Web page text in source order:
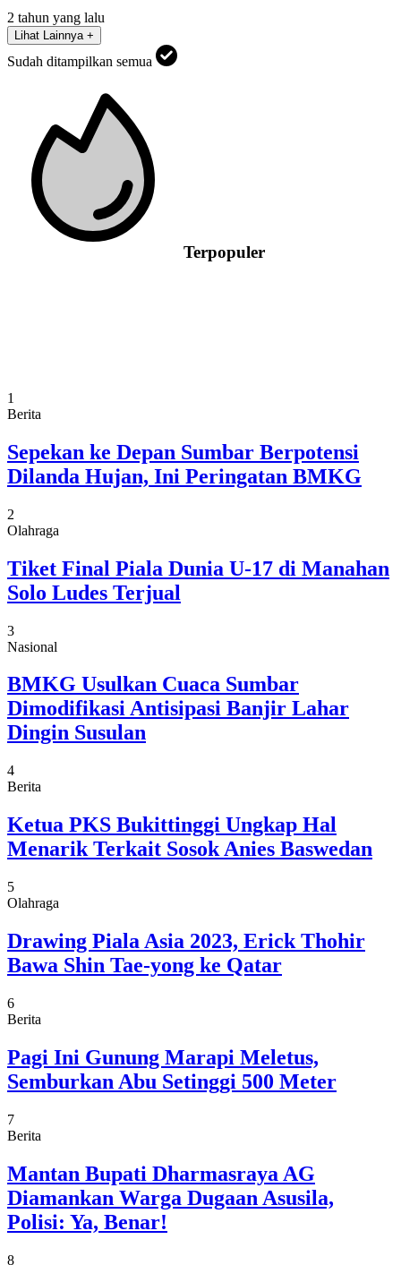
2 tahun yang lalu
Lihat Lainnya +
Sudah ditampilkan semua
Terpopuler
1
Berita
Sepekan ke Depan Sumbar Berpotensi
Dilanda Hujan, Ini Peringatan BMKG
2
Olahraga
Tiket Final Piala Dunia U-17 di Manahan
Solo Ludes Terjual
3
Nasional
BMKG Usulkan Cuaca Sumbar
Dimodifikasi Antisipasi Banjir Lahar
Dingin Susulan
4
Berita
Ketua PKS Bukittinggi Ungkap Hal
Menarik Terkait Sosok Anies Baswedan
5
Olahraga
Drawing Piala Asia 2023, Erick Thohir
Bawa Shin Tae-yong ke Qatar
6
Berita
Pagi Ini Gunung Marapi Meletus,
Semburkan Abu Setinggi 500 Meter
7
Berita
Mantan Bupati Dharmasraya AG
Diamankan Warga Dugaan Asusila,
Polisi: Ya, Benar!
8